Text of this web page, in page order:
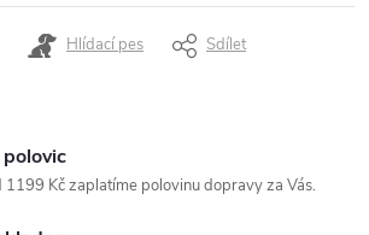
Hlídací pes Sdílet
1199 Kč zaplatíme polovinu dopravy za Vás.